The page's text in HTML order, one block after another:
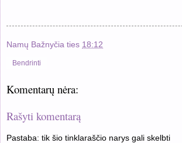
Namų Bažnyčia ties 18:12
Bendrinti
Komentarų nėra:
Rašyti komentarą
Pastaba: tik šio tinklaraščio narys gali skelbti